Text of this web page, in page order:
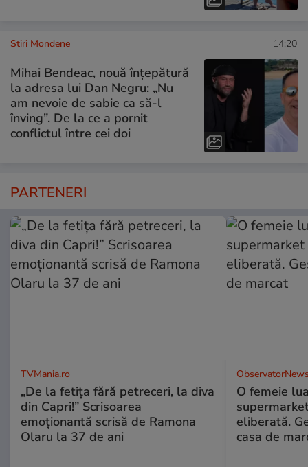
Stiri Mondene 14:20
Mihai Bendeac, nouă înțepătură
la adresa lui Dan Negru: „Nu
am nevoie de sabie ca să-l
înving”. De la ce a pornit
conflictul între cei doi
PARTENERI
TVMania.ro
„De la fetița fără petreceri, la diva
din Capri!” Scrisoarea
emoționantă scrisă de Ramona
Olaru la 37 de ani
O femeie
eliberată.
casa de